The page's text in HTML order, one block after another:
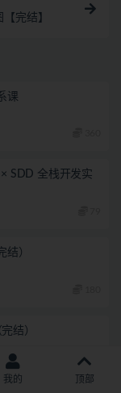
完结】
课
SDD 全栈开发实
结）
结）
180
我的 顶部